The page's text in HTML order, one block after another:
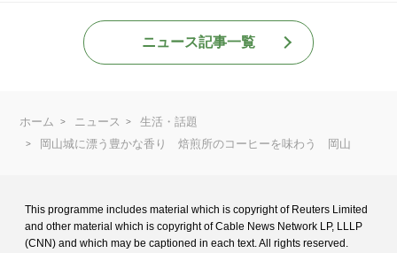
ニュース記事一覧
ホーム ニュース
生活・話題
岡山城に漂う豊かな香り 焙煎所のコーヒーを味わう 岡山
This programme includes material which is copyright of Reuters Limited
and other material which is copyright of Cable News Network LP, LLLP
(CNN) and which may be captioned in each text. All rights reserved.